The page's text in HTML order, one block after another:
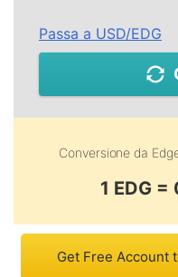
Passa a USD/EDG
Conversione da
1 EDG
Get Free Account